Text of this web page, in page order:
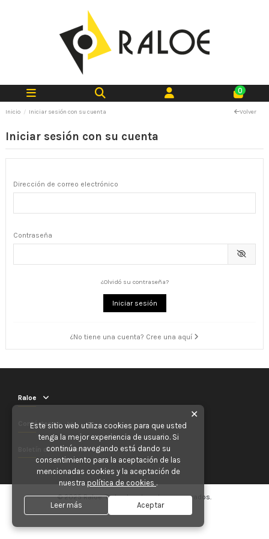
0
Inicio Iniciar sesión con su cuenta Volver
Iniciar sesión con su cuenta
Dirección de correo electrónico
Contraseña
¿Olvidó su contraseña?
Iniciar sesión
¿No tiene una cuenta? Cree una aquí
Raloe
Contáctenos
Boletín de noticias
© 2025 Raloe. Todos los derechos reservados.
✕
Este sitio web utiliza cookies para que usted
tenga la mejor experiencia de usuario. Si
continúa navegando está dando su
consentimiento para la aceptación de las
mencionadas cookies y la aceptación de
nuestra política de cookies .
Leer más Aceptar